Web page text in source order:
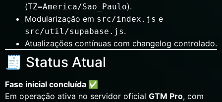
(TZ=America/Sao_Paulo).
Modularização em src/index.js e
src/util/supabase.js.
Atualizações contínuas com changelog controlado.
🧾 Status Atual
Fase inicial concluída ✅
Em operação ativa no servidor oficial GTM Pro, com